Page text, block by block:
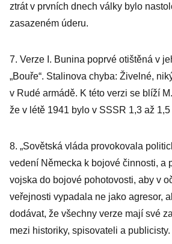
ztrát v prvních dnech války bylo
zasazeném úderu.
7. Verze I. Bunina poprvé otištěná v
„Bouře“. Stalinova chyba: Živelné,
v Rudé armádě. K této verzi se blíží
že v létě 1941 bylo v SSSR 1,3 až
8. „Sovětská vláda provokovala
vedení Německa k bojové činnosti, a
vojska do bojové pohotovosti, aby v
veřejnosti vypadala ne jako agresor,
dodávat, že všechny verze mají své
mezi historiky, spisovateli a publicisty.